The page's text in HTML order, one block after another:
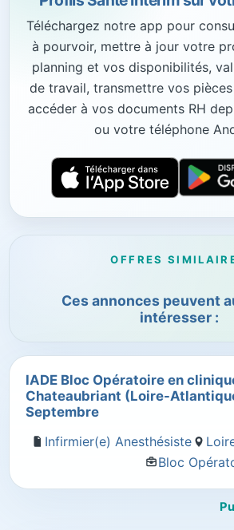
Téléchargez notre app pour
à pourvoir, mettre à jour votre
planning et vos disponibilités,
de travail, transmettre vos
accéder à vos documents RH
ou votre téléphone
OFFRES
Ces annonces peuvent
intéresser :
IADE Bloc Opératoire en
Chateaubriant (Loire-
Septembre
Infirmier(e) Anesthésiste
Bloc